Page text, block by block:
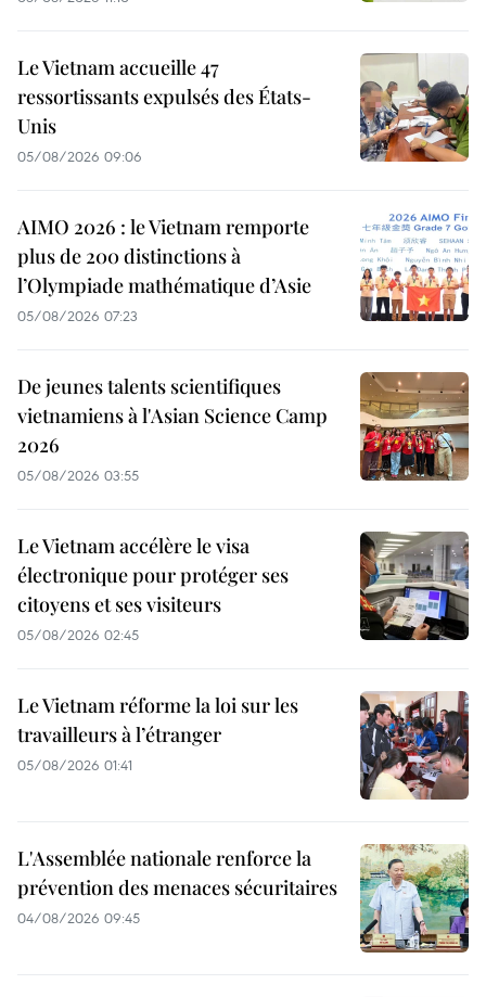
Le Vietnam accueille 47
ressortissants expulsés des États-
Unis
05/08/2026 09:06
AIMO 2026 : le Vietnam remporte
plus de 200 distinctions à
l’Olympiade mathématique d’Asie
05/08/2026 07:23
De jeunes talents scientifiques
vietnamiens à l'Asian Science Camp
2026
05/08/2026 03:55
Le Vietnam accélère le visa
électronique pour protéger ses
citoyens et ses visiteurs
05/08/2026 02:45
Le Vietnam réforme la loi sur les
travailleurs à l’étranger
05/08/2026 01:41
L'Assemblée nationale renforce la
prévention des menaces sécuritaires
04/08/2026 09:45